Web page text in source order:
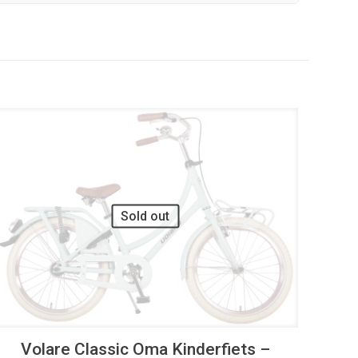
Sold out
Volare Classic Oma Kinderfiets –